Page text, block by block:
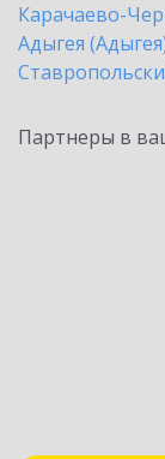
Карачаево-
Адыгея
Партнеры в